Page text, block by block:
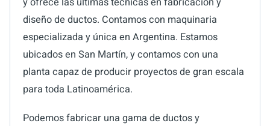
diseño de ductos. Contamos con maquinaria
especializada y única en Argentina. Estamos
ubicados en San Martín, y contamos con una
planta capaz de producir proyectos de gran escala
para toda Latinoamérica.
Podemos fabricar una gama de ductos y